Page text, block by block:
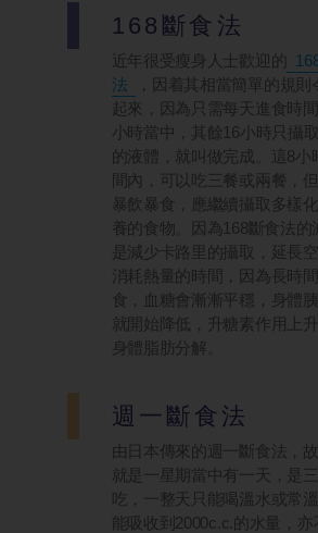
168斷食法
近年很受瘦身人士歡迎的
法
，因着其相當簡單的規則
起來，因為只需每天進食時
小時當中，其餘16小時只攝
的液體，就叫做完成。這8小
間內，可以吃三餐或兩餐，
暴飲暴食，應繼續攝取多樣
養的食物。因為168斷食法的
是減少卡路里的攝取，延長
消耗熱量的時間，因為長時間
食，血糖會漸漸平穩，身體胰
就開始降低，升糖素作用上
身體脂肪分解。
週一斷食法
由日本傳來的週一斷食法，故
就是一星期當中有一天，是
吃，一整天只能喝溫水或常
能吸收到2000c.c.的水量，亦